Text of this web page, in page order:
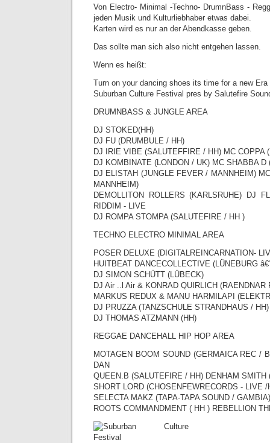
Von Electro- Minimal -Techno- DrumnBass -
jeden Musik und Kulturliebhaber etwas dabei.
Karten wird es nur an der Abendkasse geben.
Das sollte man sich also nicht entgehen lassen.
Wenn es heißt:
Turn on your dancing shoes its time for a new Era
Suburban Culture Festival pres by Salutefire
DRUMNBASS & JUNGLE AREA
DJ STOKED(HH)
DJ FU (DRUMBULE / HH)
DJ IRIE VIBE (SALUTEFFIRE / HH) MC COPPA
DJ KOMBINATE (LONDON / UK) MC SHABBA D
DJ ELISTAH (JUNGLE FEVER / MANNHEIM)
MANNHEIM)
DEMOLLITON ROLLERS (KARLSRUHE) DJ
RIDDIM - LIVE
DJ ROMPA STOMPA (SALUTEFIRE / HH )
TECHNO ELECTRO MINIMAL AREA
POSER DELUXE (DIGITALREINCARNATION-
HUITBEAT DANCECOLLECTIVE (LÜNEBURG
DJ SIMON SCHÜTT (LÜBECK)
DJ Air ..l Air & KONRAD QUIRLICH (RAENDNAR
MARKUS REDUX & MANU HARMILAPI
DJ PRUZZA (TANZSCHULE STRANDHAUS / HH)
DJ THOMAS ATZMANN (HH)
REGGAE DANCEHALL HIP HOP AREA
MOTAGEN BOOM SOUND (GERMAICA REC /
DAN
QUEEN.B (SALUTEFIRE / HH) DENHAM SMITH
SHORT LORD (CHOSENFEWRECORDS - LIVE /
SELECTA MAKZ (TAPA-TAPA SOUND / GAMBIA)
ROOTS COMMANDMENT ( HH ) REBELLION